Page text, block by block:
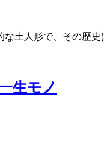
土人形で、その
生モノ